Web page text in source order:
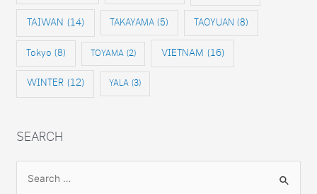
TAIWAN (14) TAKAYAMA (5) TAOYUAN (8)
Tokyo (8) TOYAMA (2) VIETNAM (16)
WINTER(12) YALA (3)
SEARCH